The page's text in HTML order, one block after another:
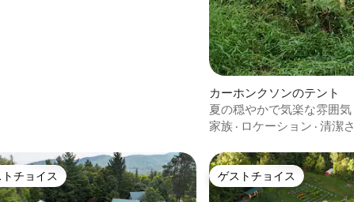
中4.99つ星の平均評価 カーホンクソンのテント
夏の穏やかで気楽な雰囲気
家族 · ロケーション · 清潔さ
チョイス
チョイス ゲストチョイス
ゲストチョイス